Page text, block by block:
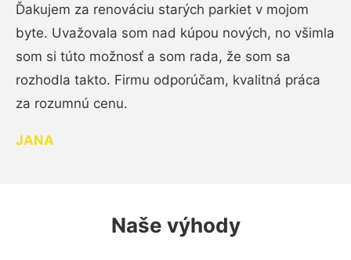
Ďakujem za renováciu starých parkiet v mojom
byte. Uvažovala som nad kúpou nových, no všimla
som si túto možnosť a som rada, že som sa
rozhodla takto. Firmu odporúčam, kvalitná práca
za rozumnú cenu.
JANA
Naše výhody